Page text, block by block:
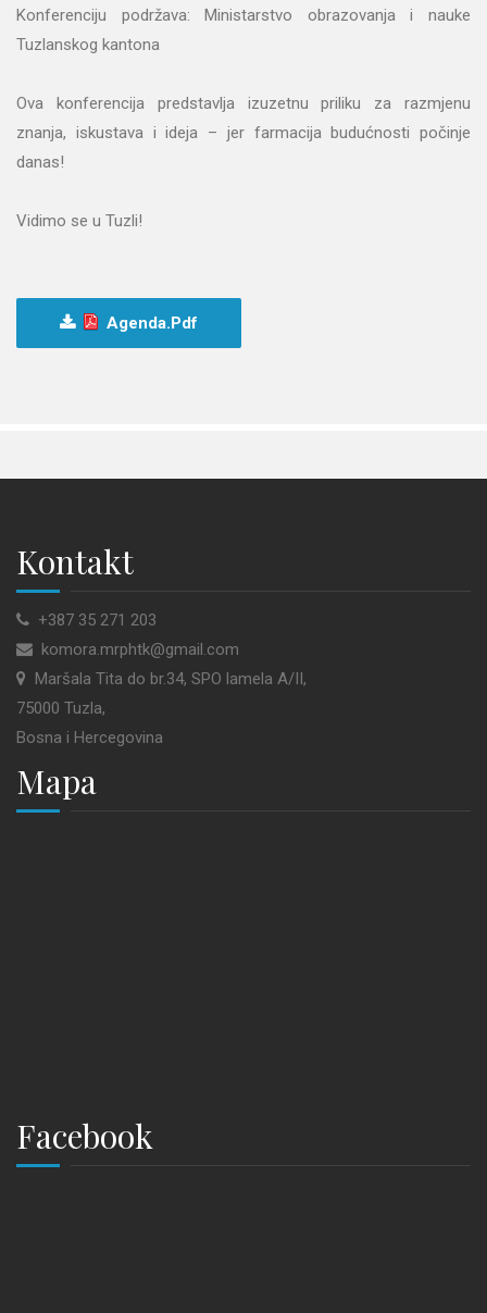
Konferenciju podržava: Ministarstvo obrazovanja i nauke
Tuzlanskog kantona
Ova konferencija predstavlja izuzetnu priliku za razmjenu
znanja, iskustava i ideja – jer farmacija budućnosti počinje
danas!
Vidimo se u Tuzli!
Agenda.pdf
Kontakt
+387 35 271 203
komora.mrphtk@gmail.com
Maršala Tita do br.34, SPO lamela A/II,
75000 Tuzla,
Bosna i Hercegovina
Mapa
Facebook